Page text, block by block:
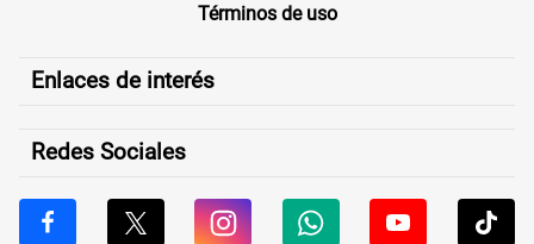
Términos de uso
Enlaces de interés
Redes Sociales